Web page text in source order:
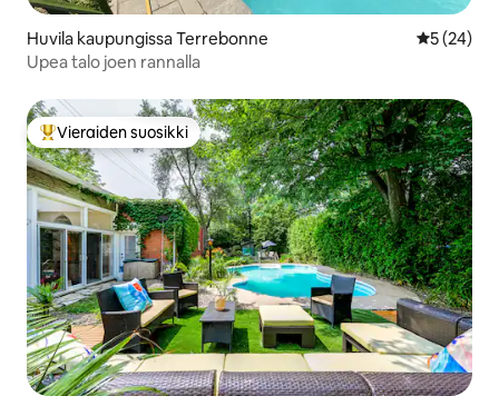
Huvila kaupungissa Terrebonne
5 (24)
Upea talo joen rannalla
Vieraiden suosikkien parhaimmistoa
Vieraiden suosikki